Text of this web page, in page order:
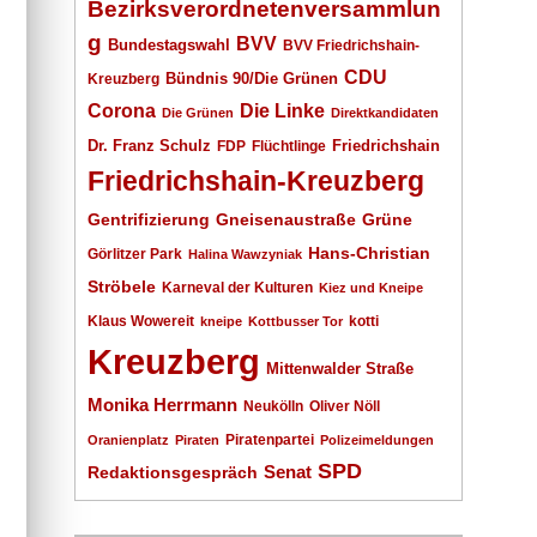
Bezirksverordnetenversammlun
g Bundestagswahl BVV BVV Friedrichshain-
Kreuzberg Bündnis 90/Die Grünen CDU
Corona Die Grünen Die Linke Direktkandidaten
Dr. Franz Schulz FDP Flüchtlinge Friedrichshain
Friedrichshain-Kreuzberg
Gentrifizierung Gneisenaustraße Grüne
Görlitzer Park Halina Wawzyniak Hans-Christian
Ströbele Karneval der Kulturen Kiez und Kneipe
Klaus Wowereit kneipe Kottbusser Tor kotti
Kreuzberg Mittenwalder Straße
Monika Herrmann Neukölln Oliver Nöll
Oranienplatz Piraten Piratenpartei Polizeimeldungen
Redaktionsgespräch Senat SPD